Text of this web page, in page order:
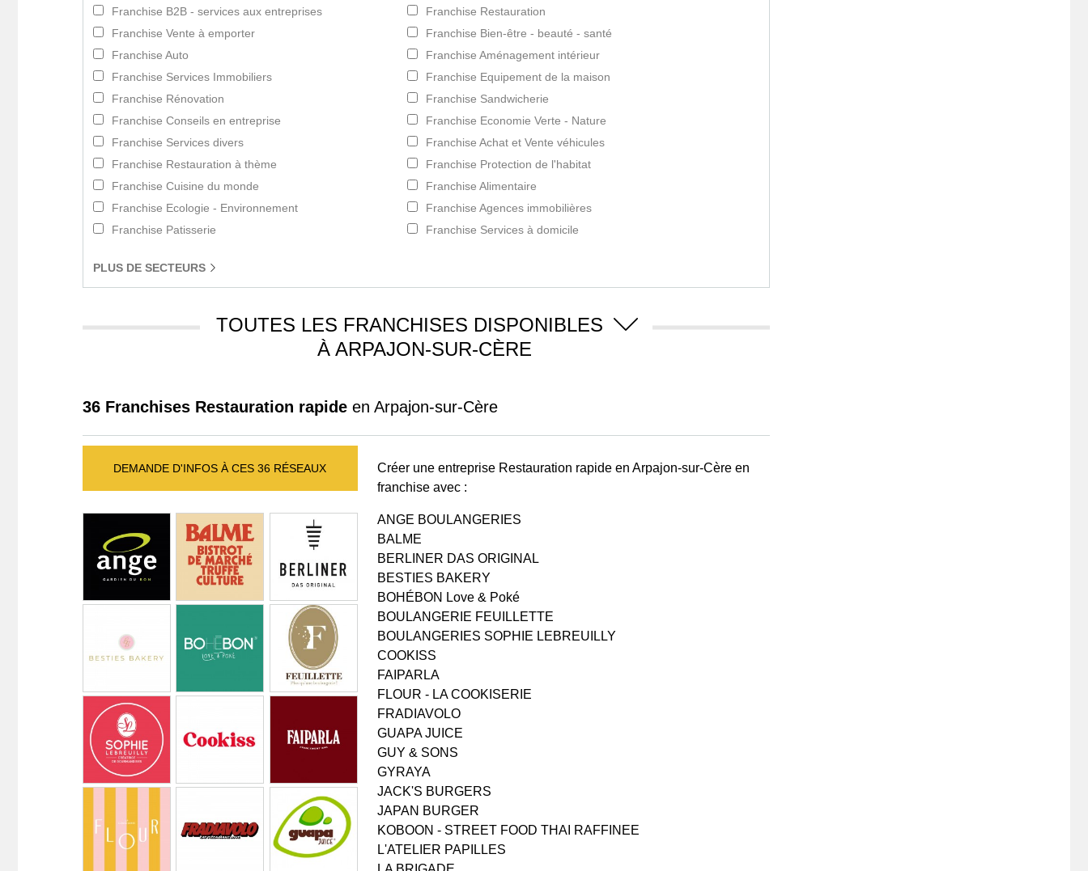
Franchise B2B - services aux entreprises
Franchise Restauration
Franchise Vente à emporter
Franchise Auto
Franchise Bien-être - beauté - santé
Franchise Aménagement intérieur
Franchise Services Immobiliers
Franchise Rénovation
Franchise Equipement de la maison
Franchise Sandwicherie
Franchise Conseils en entreprise
Franchise Services divers
Franchise Economie Verte - Nature
Franchise Achat et Vente véhicules
Franchise Restauration à thème
Franchise Cuisine du monde
Franchise Protection de l'habitat
Franchise Alimentaire
Franchise Ecologie - Environnement
Franchise Patisserie
Franchise Agences immobilières
Franchise Services à domicile
PLUS DE SECTEURS
TOUTES LES FRANCHISES DISPONIBLES
À ARPAJON-SUR-CÈRE
36 Franchises Restauration rapide en Arpajon-sur-Cère
DEMANDE D'INFOS À CES 36 RÉSEAUX
Créer une entreprise Restauration rapide en Arpajon-sur-Cère en
franchise avec :
ANGE BOULANGERIES
BALME
BERLINER DAS ORIGINAL
BESTIES BAKERY
BOHÉBON Love & Poké
BOULANGERIE FEUILLETTE
BOULANGERIES SOPHIE LEBREUILLY
COOKISS
FAIPARLA
FLOUR - LA COOKISERIE
FRADIAVOLO
GUAPA JUICE
GUY & SONS
GYRAYA
JACK'S BURGERS
JAPAN BURGER
KOBOON - STREET FOOD THAI RAFFINEE
L'ATELIER PAPILLES